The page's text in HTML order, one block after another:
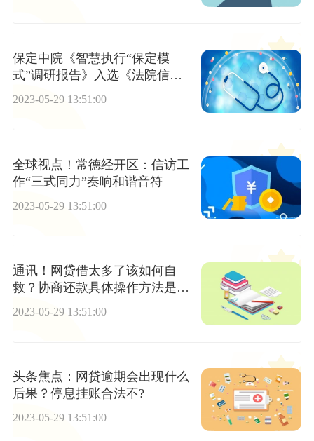
保定中院《智慧执行“保定模
式”调研报告》入选《法院信息
化蓝皮书》|速读
2023-05-29 13:51:00
全球视点！常德经开区：信访工
作“三式同力”奏响和谐音符
2023-05-29 13:51:00
通讯！网贷借太多了该如何自
救？协商还款具体操作方法是什
么？
2023-05-29 13:51:00
头条焦点：网贷逾期会出现什么
后果？停息挂账合法不?
2023-05-29 13:51:00